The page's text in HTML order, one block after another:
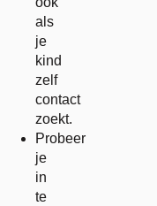
als
je
kind
zelf
contact
zoekt.
Probeer
je
in
te